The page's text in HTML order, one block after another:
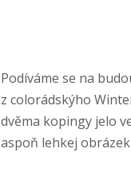
Podíváme se na
z colorádskýho
dvěma kopingy jelo
aspoň lehkej